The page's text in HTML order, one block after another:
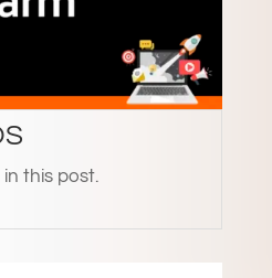
this post.